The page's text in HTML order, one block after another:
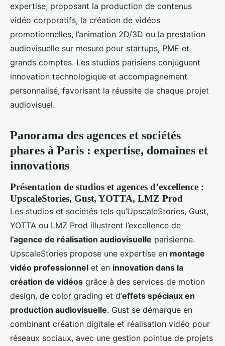
expertise, proposant la production de contenus
vidéo corporatifs, la création de vidéos
promotionnelles, l’animation 2D/3D ou la prestation
audiovisuelle sur mesure pour startups, PME et
grands comptes. Les studios parisiens conjuguent
innovation technologique et accompagnement
personnalisé, favorisant la réussite de chaque projet
audiovisuel.
Panorama des agences et sociétés
phares à Paris : expertise, domaines et
innovations
Présentation de studios et agences d’excellence :
UpscaleStories, Gust, YOTTA, LMZ Prod
Les studios et sociétés tels qu’UpscaleStories, Gust,
YOTTA ou LMZ Prod illustrent l’excellence de
l’agence de réalisation audiovisuelle parisienne.
UpscaleStories propose une expertise en montage
vidéo professionnel et en innovation dans la
création de vidéos grâce à des services de motion
design, de color grading et d’effets spéciaux en
production audiovisuelle. Gust se démarque en
combinant création digitale et réalisation vidéo pour
réseaux sociaux, avec une gestion pointue de projets